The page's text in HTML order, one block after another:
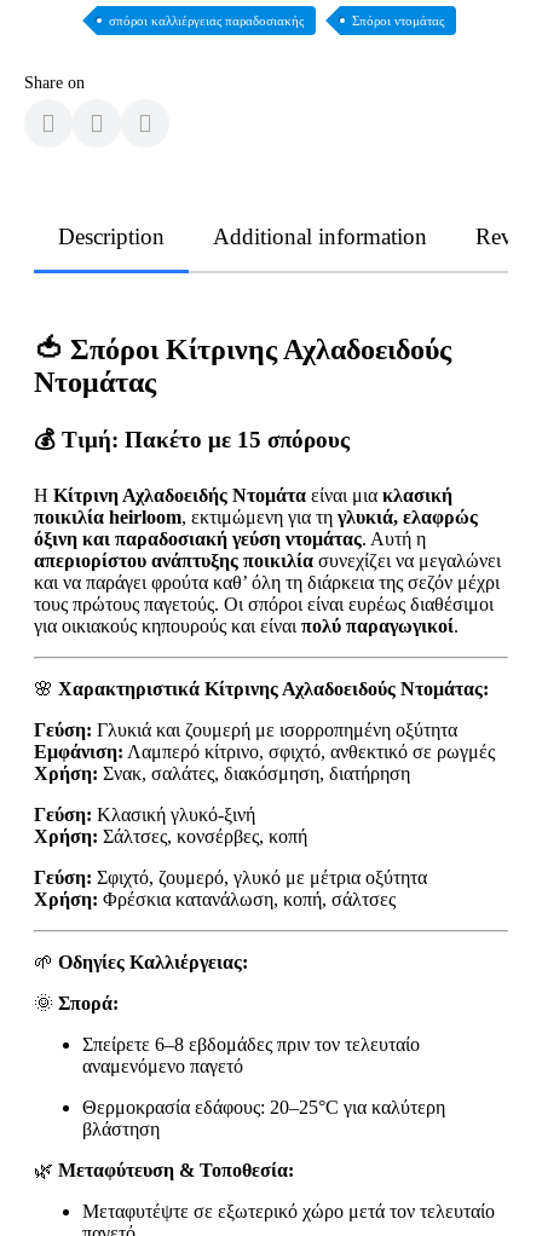
σπόροι καλλιέργειας παραδοσιακής Σπόροι ντομάτας
Share on
Description Additional information
🍅 Σπόροι Κίτρινης Αχλαδοειδούς
Ντομάτας
💰 Τιμή: Πακέτο με 15 σπόρους
Η Κίτρινη Αχλαδοειδής Ντομάτα είναι μια κλασική
ποικιλία heirloom, εκτιμώμενη για τη γλυκιά, ελαφρώς
όξινη και παραδοσιακή γεύση ντομάτας. Αυτή η
απεριορίστου ανάπτυξης ποικιλία συνεχίζει να μεγαλώνει
και να παράγει φρούτα καθ’ όλη τη διάρκεια της σεζόν μέχρι
τους πρώτους παγετούς. Οι σπόροι είναι ευρέως διαθέσιμοι
για οικιακούς κηπουρούς και είναι πολύ παραγωγικοί.
🌸 Χαρακτηριστικά Κίτρινης Αχλαδοειδούς Ντομάτας:
Γεύση: Γλυκιά και ζουμερή με ισορροπημένη οξύτητα
Εμφάνιση: Λαμπερό κίτρινο, σφιχτό, ανθεκτικό σε ρωγμές
Χρήση: Σνακ, σαλάτες, διακόσμηση, διατήρηση
Γεύση: Κλασική γλυκό-ξινή
Χρήση: Σάλτσες, κονσέρβες, κοπή
Γεύση: Σφιχτό, ζουμερό, γλυκό με μέτρια οξύτητα
Χρήση: Φρέσκια κατανάλωση, κοπή, σάλτσες
🌱 Οδηγίες Καλλιέργειας:
🌞 Σπορά:
Σπείρετε 6–8 εβδομάδες πριν τον τελευταίο
αναμενόμενο παγετό
Θερμοκρασία εδάφους: 20–25°C για καλύτερη
βλάστηση
🌿 Μεταφύτευση & Τοποθεσία:
Μεταφυτέψτε σε εξωτερικό χώρο μετά τον τελευταίο